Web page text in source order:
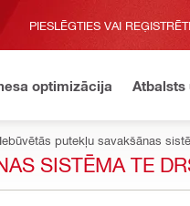
PIESLĒGTIES VAI
optimizācija Atbalsts
Iebūvētās putekļu savakšānas
SISTĒMA TE